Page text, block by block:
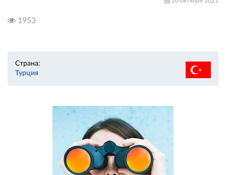
1953
Страна:
Турция